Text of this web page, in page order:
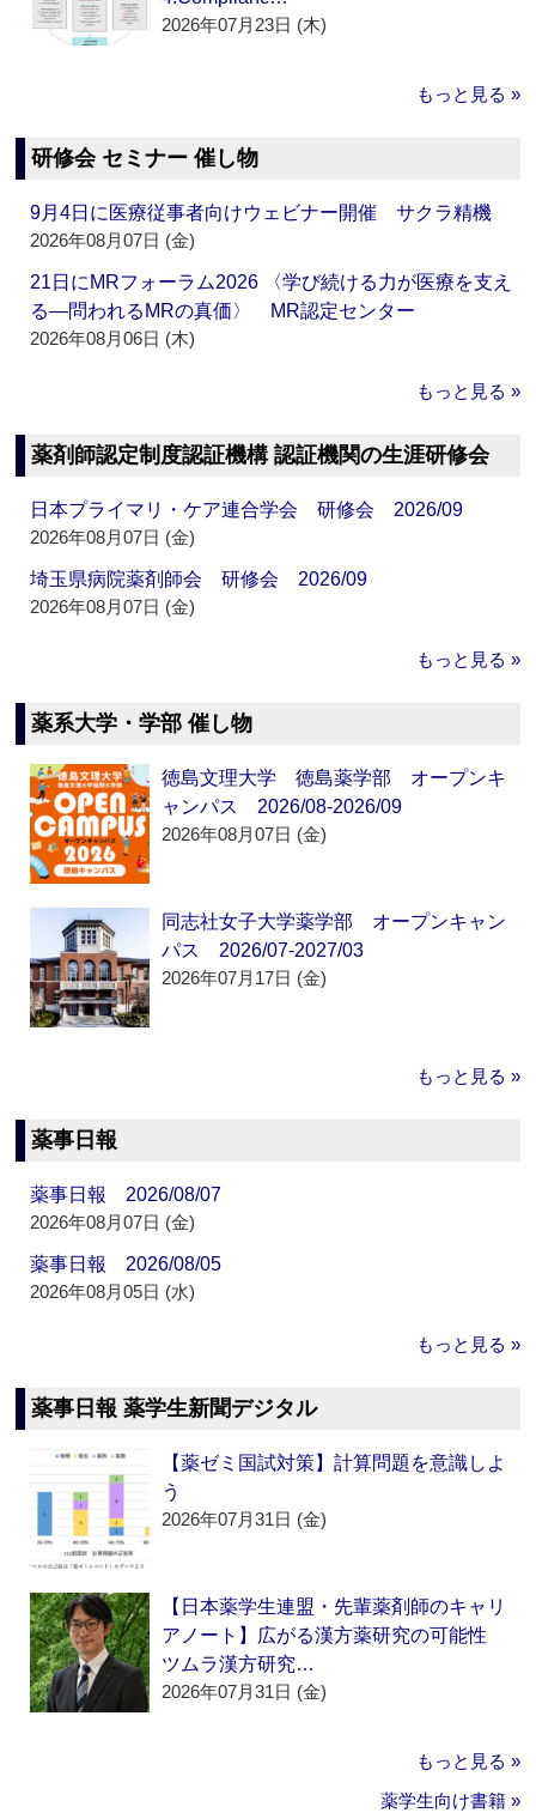
2026年07月23日 (木)
もっと見る »
研修会 セミナー 催し物
9月4日に医療従事者向けウェビナー開催 サクラ精機
2026年08月07日 (金)
21日にMRフォーラム2026 〈学び続ける力が医療を支え
る―問われるMRの真価〉 MR認定センター
2026年08月06日 (木)
もっと見る »
薬剤師認定制度認証機構 認証機関の生涯研修会
日本プライマリ・ケア連合学会 研修会 2026/09
2026年08月07日 (金)
埼玉県病院薬剤師会 研修会 2026/09
2026年08月07日 (金)
もっと見る »
薬系大学・学部 催し物
徳島文理大学 徳島薬学部 オープンキ
ャンパス 2026/08-2026/09
2026年08月07日 (金)
同志社女子大学薬学部 オープンキャン
パス 2026/07-2027/03
2026年07月17日 (金)
もっと見る »
薬事日報
薬事日報 2026/08/07
2026年08月07日 (金)
薬事日報 2026/08/05
2026年08月05日 (水)
もっと見る »
薬事日報 薬学生新聞デジタル
【薬ゼミ国試対策】計算問題を意識しよ
う
2026年07月31日 (金)
【日本薬学生連盟・先輩薬剤師のキャリ
アノート】広がる漢方薬研究の可能性
ツムラ漢方研究…
2026年07月31日 (金)
もっと見る »
薬学生向け書籍 »